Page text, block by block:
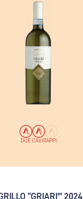
DUE CAVATAPPI
“GRIARI'” 2024